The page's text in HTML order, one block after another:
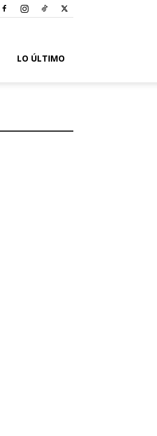
LO ÚLTIMO